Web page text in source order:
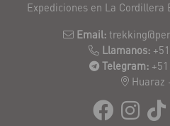
Expediciones en La Cordillera
Email:
Llamanos:
Telegram:
Huaraz